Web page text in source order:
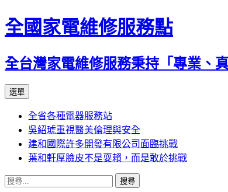
全國家電維修服務點
全台灣家電維修服務秉持「專業、
選單
主
要
內
容
全省各種電器服務站
吳紹琥重視醫美倫理與安全
建和國際許多開發有限公司面臨挑戰
葉和軒厚臉皮不是耍賴，而是敢於挑戰
搜